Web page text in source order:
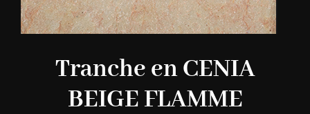
Tranche en CENIA
BEIGE FLAMME